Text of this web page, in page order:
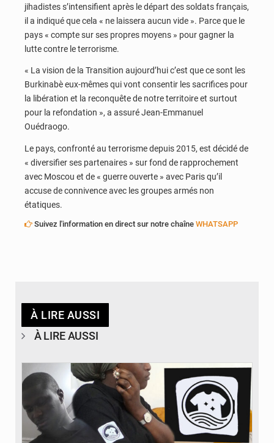
jihadistes s’intensifient après le départ des soldats français,
il a indiqué que cela « ne laissera aucun vide ». Parce que le
pays « compte sur ses propres moyens » pour gagner la
lutte contre le terrorisme.
« La vision de la Transition aujourd’hui c’est que ce sont les
Burkinabè eux-mêmes qui vont consentir les sacrifices pour
la libération et la reconquête de notre territoire et surtout
pour la refondation », a assuré Jean-Emmanuel
Ouédraogo.
Le pays, confronté au terrorisme depuis 2015, est décidé de
« diversifier ses partenaires » sur fond de rapprochement
avec Moscou et de « guerre ouverte » avec Paris qu’il
accuse de connivence avec les groupes armés non
étatiques.
Suivez l'information en direct sur notre chaîne WHATSAPP
À LIRE AUSSI
À LIRE AUSSI